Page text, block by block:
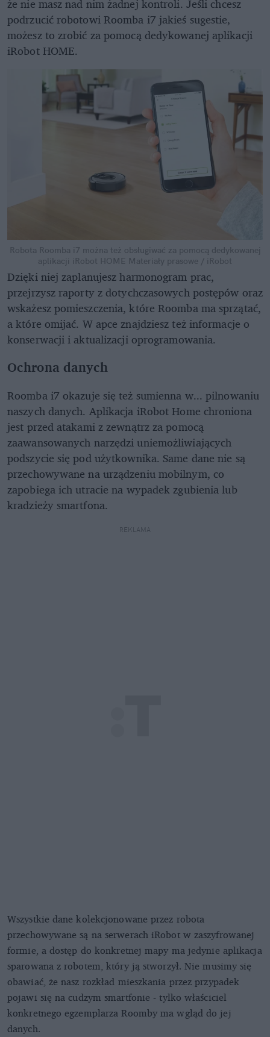
że nie masz nad nim żadnej kontroli. Jeśli chcesz
podrzucić robotowi Roomba i7 jakieś sugestie,
możesz to zrobić za pomocą dedykowanej aplikacji
iRobot HOME.
Robota Roomba i7 można też obsługiwać za pomocą dedykowanej
aplikacji iRobot HOME Materiały prasowe / iRobot
Dzięki niej zaplanujesz harmonogram prac,
przejrzysz raporty z dotychczasowych postępów oraz
wskażesz pomieszczenia, które Roomba ma sprzątać,
a które omijać. W apce znajdziesz też informacje o
konserwacji i aktualizacji oprogramowania.
Ochrona danych
Roomba i7 okazuje się też sumienna w... pilnowaniu
naszych danych. Aplikacja iRobot Home chroniona
jest przed atakami z zewnątrz za pomocą
zaawansowanych narzędzi uniemożliwiających
podszycie się pod użytkownika. Same dane nie są
przechowywane na urządzeniu mobilnym, co
zapobiega ich utracie na wypadek zgubienia lub
kradzieży smartfona.
REKLAMA
Wszystkie dane kolekcjonowane przez robota
przechowywane są na serwerach iRobot w zaszyfrowanej
formie, a dostęp do konkretnej mapy ma jedynie aplikacja
sparowana z robotem, który ją stworzył. Nie musimy się
obawiać, że nasz rozkład mieszkania przez przypadek
pojawi się na cudzym smartfonie - tylko właściciel
konkretnego egzemplarza Roomby ma wgląd do jej
danych.